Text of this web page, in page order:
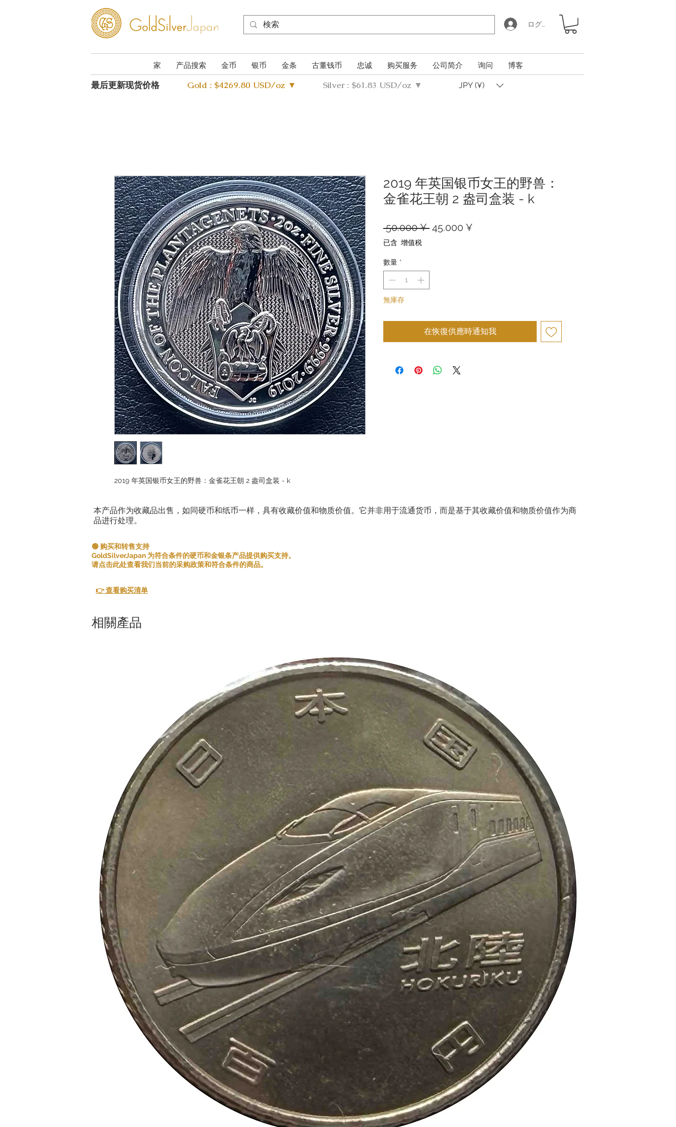
ログイン
家 产品搜索 金币 银币 金条 古董钱币 忠诚 购买服务 公司简介 询问 博客
最后更新现货价格 Gold : $4269.80 USD/oz ▼ Silver : $61.83 USD/oz ▼ JPY (¥)
2019 年英国银币女王的野兽：金雀花王朝 2 盎司盒装 - k
2019 年英国银币女王的野兽：
金雀花王朝 2 盎司盒装 - k
50.000 ¥ 一
45.000 ¥
已含 增值税
數量 *
無庫存
在恢復供應時通知我
本产品作为收藏品出售，如同硬币和纸币一样，具有收藏价值和物质价值。它并非用于流通货币，而是基于其收藏价值和物质价值作为商
品进行处理。
🟢 购买和转售支持
GoldSilverJapan 为符合条件的硬币和金银条产品提供购买支持。
请点击此处查看我们当前的采购政策和符合条件的商品。
👉 查看购买清单
相關產品